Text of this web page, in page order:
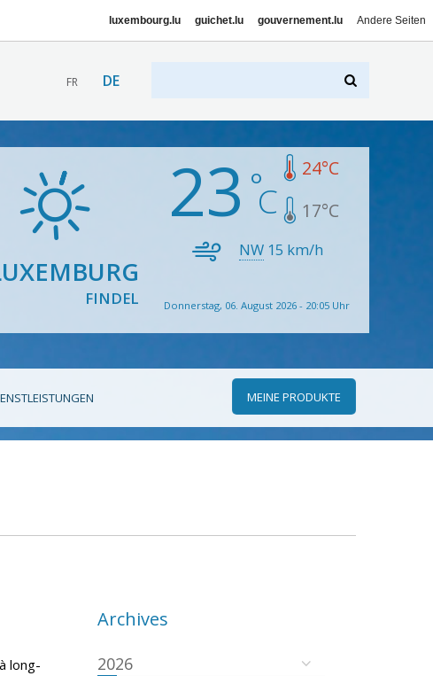
luxembourg.lu guichet.lu gouvernement.lu Andere Seiten
FR DE
FINDEL
23 24°C
17°C
NW 15 km/h
Donnerstag, 06. August 2026 - 20:05 Uhr
MEINE PRODUKTE
long-
Archives
2026